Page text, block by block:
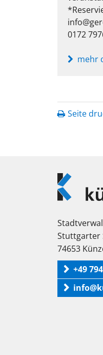
0172
mehr
Seite
Logo
Künzelsau
Stuttgarter
74653
+49